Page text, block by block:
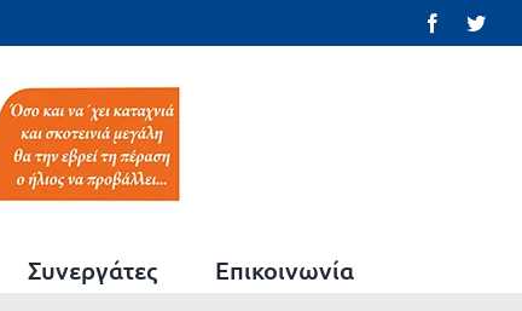
Facebook
Συνεργάτες Επικοινωνία